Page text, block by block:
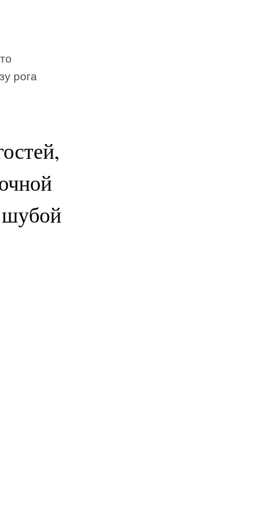
рога
шубой